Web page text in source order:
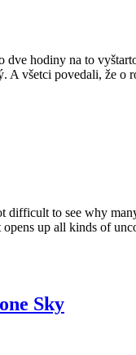
hodiny na to
A všetci povedali, že o
to see why
up all kinds of
Sky